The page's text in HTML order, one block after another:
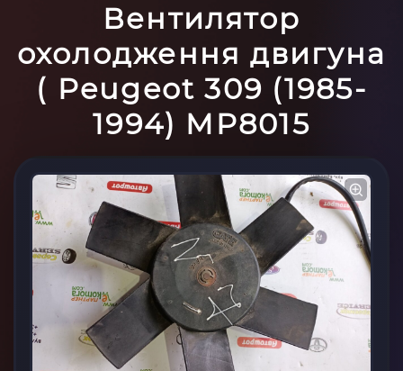
Вентилятор
охолодження двигуна
( Peugeot 309 (1985-
1994) MP8015